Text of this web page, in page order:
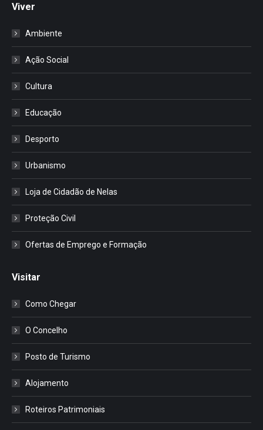
Viver
Ambiente
Ação Social
Cultura
Educação
Desporto
Urbanismo
Loja de Cidadão de Nelas
Proteção Civil
Ofertas de Emprego e Formação
Visitar
Como Chegar
O Concelho
Posto de Turismo
Alojamento
Roteiros Patrimoniais